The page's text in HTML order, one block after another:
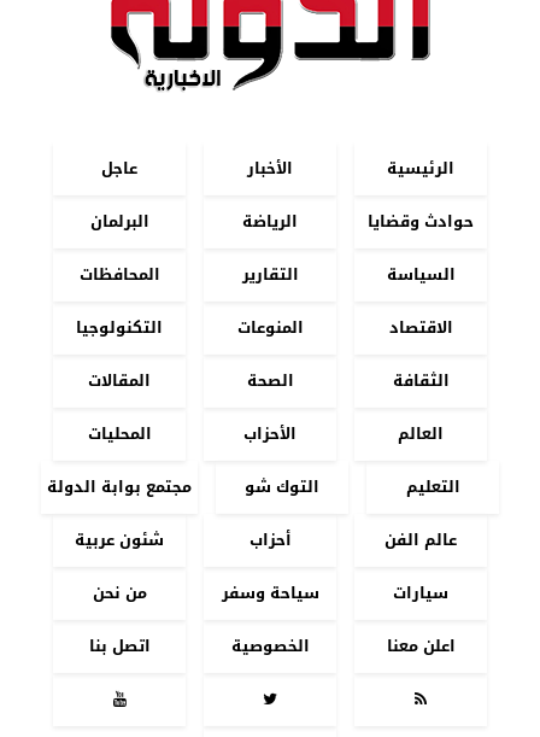
الرئيسية الأخبار
عاجل
حوادث وقضايا
الرياضة
البرلمان
السياسة
التقارير
المحافظات
الاقتصاد
المنوعات
التكنولوجيا
الثقافة
الصحة
المقالات
العالم
الأحزاب
المحليات
التعليم
التوك شو
مجتمع بوابة الدولة
عالم الفن
أحزاب
شئون عربية
سيارات
سياحة وسفر
من نحن
اعلن معنا
الخصوصية
اتصل بنا


